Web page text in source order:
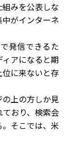
みを公表しな
がインターネ
発信できるた
アになると期
に来ないと存
上の方しか見
おり、検索会
そこでは、米